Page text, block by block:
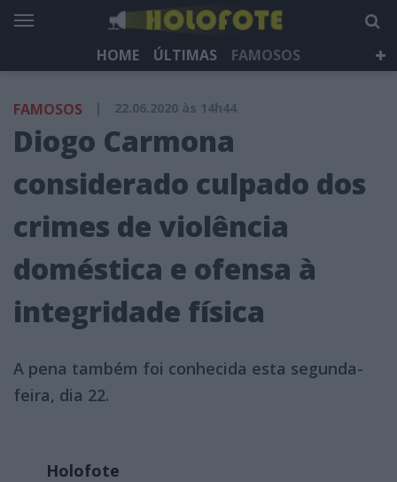
HOME ÚLTIMAS
FAMOSOS
HOLOFOTE TV
NEWSLETTER
FAMOSOS | 22.06.2020 às 14h44
Diogo Carmona
considerado culpado dos
crimes de violência
doméstica e ofensa à
integridade física
A pena também foi conhecida esta segunda-
feira, dia 22.
Holofote